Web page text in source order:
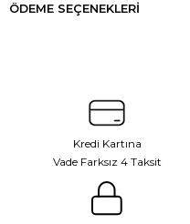
ÖDEME SEÇENEKLERI
Kredi Kartına
Vade Farksız 4 Taksit